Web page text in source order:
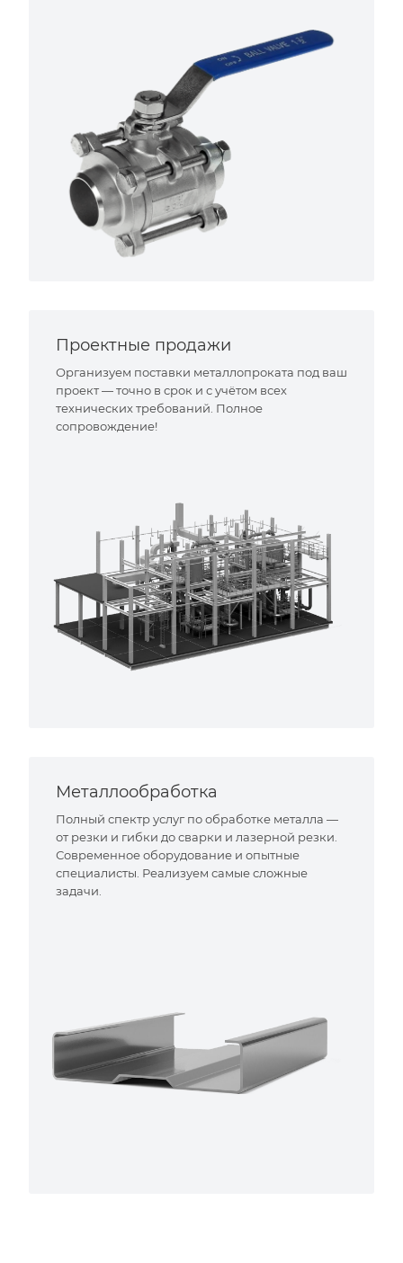
Проектные продажи
Организуем поставки металлопроката под ваш
проект — точно в срок и с учётом всех
технических требований. Полное
сопровождение!
Металлообработка
Полный спектр услуг по обработке металла —
от резки и гибки до сварки и лазерной резки.
Современное оборудование и опытные
специалисты. Реализуем самые сложные
задачи.